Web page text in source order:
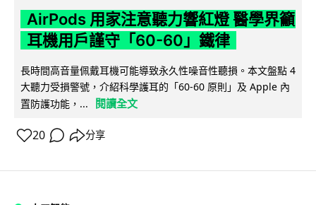
AirPods 用家注意聽力響紅燈 醫學界籲
耳機用戶謹守「60-60」鐵律
長時間高音量佩戴耳機可能導致永久性噪音性聽損。本文盤點 4
大聽力受損警號，介紹科學護耳的「60-60 原則」及 Apple 內
置防護功能，...
閱讀全文
20 分享